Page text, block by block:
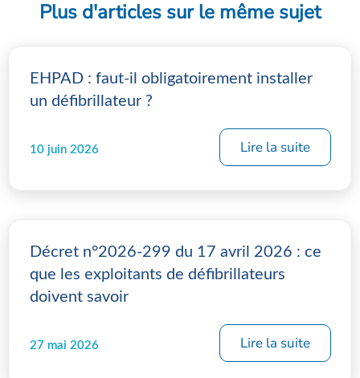
Plus d'articles sur le même sujet
EHPAD : faut-il obligatoirement installer
un défibrillateur ?
10 juin 2026 Lire la suite
Décret n°2026-299 du 17 avril 2026 : ce
que les exploitants de défibrillateurs
doivent savoir
27 mai 2026 Lire la suite